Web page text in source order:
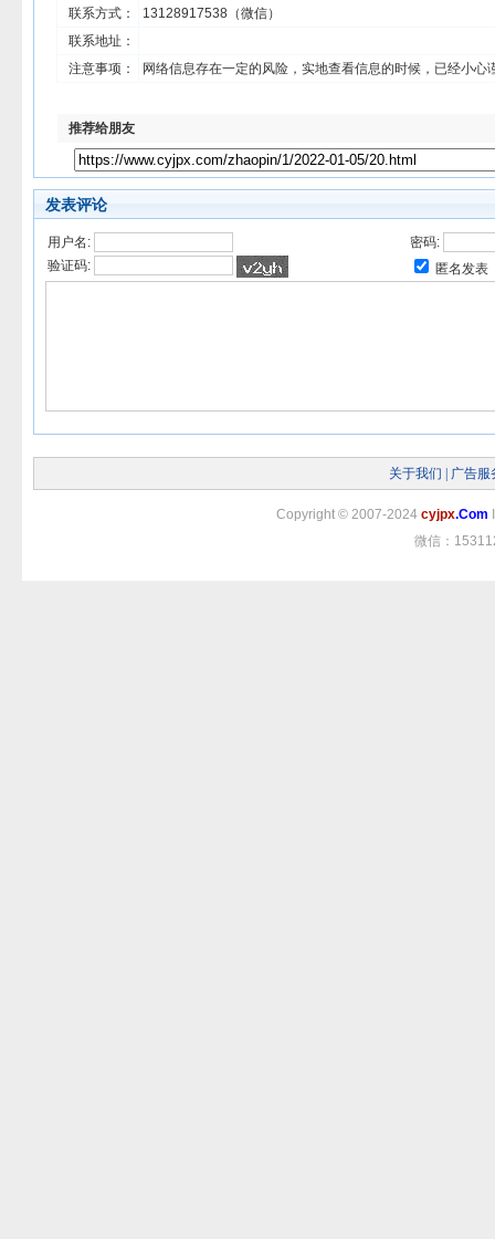
联系方式：
13128917538（微信）
联系地址：
注意事项：
网络信息存在一定的风险，实地查看信息的时候，已经小心
推荐给朋友
发表评论
用户名:
密码:
验证码:
匿名发表
关于我们 广告服
Copyright © 2007-2024 cyjpx.Com
微信：